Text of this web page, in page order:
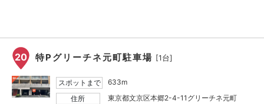
20 特Pグリーチネ元町駐車場 [1台]
スポットまで
633m
住所
東京都文京区本郷2-4-11グリーチネ元町